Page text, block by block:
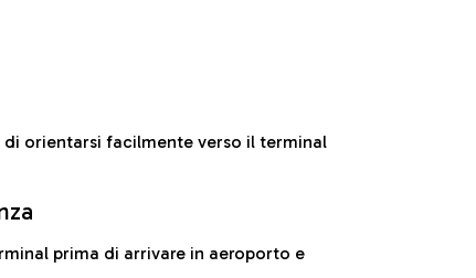
orientarsi facilmente verso il terminal
prima di arrivare in aeroporto e